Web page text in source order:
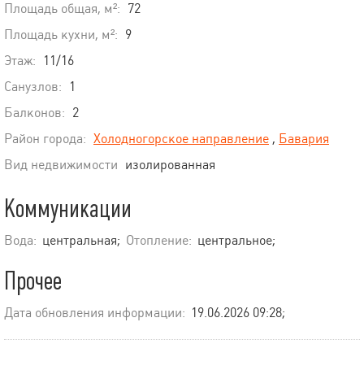
Площадь общая, м²: 72
Площадь кухни, м²: 9
Этаж:
11/16
Санузлов:
1
Балконов: 2
Район города: Холодногорское направление , Бавария
Вид недвижимости изолированная
Коммуникации
Вода: центральная; Отопление: центральное;
Прочее
Дата обновления информации: 19.06.2026 09:28;